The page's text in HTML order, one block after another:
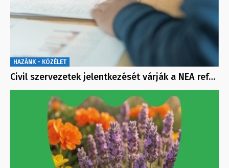
HAZÁNK - KÖZÉLET
Civil szervezetek jelentkezését várják a NEA ref…